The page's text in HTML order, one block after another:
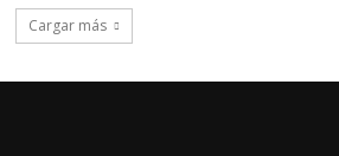
Cargar más